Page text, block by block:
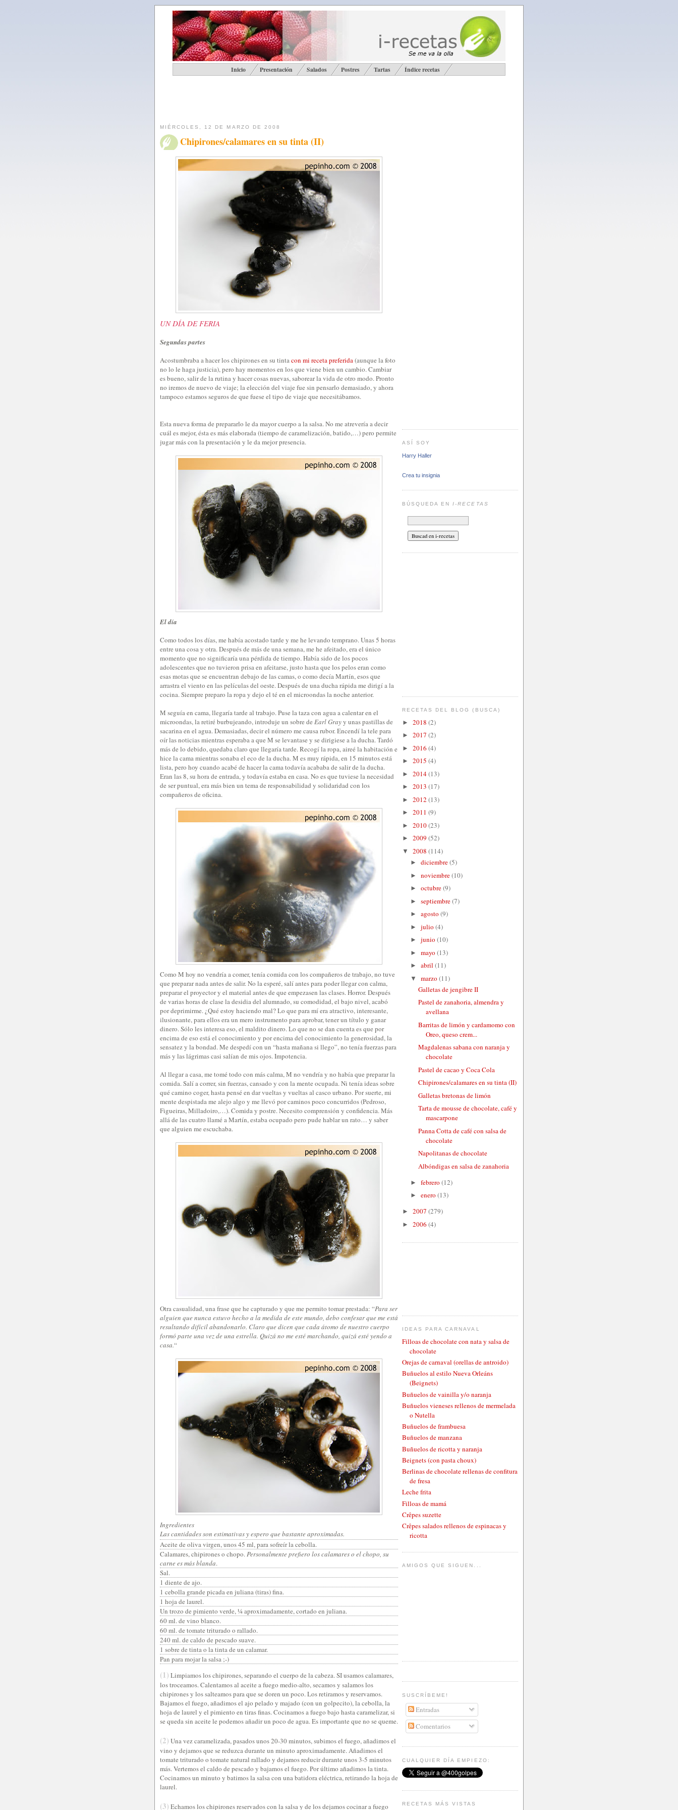
Inicio Presentación Salados Postres Tartas Índice recetas
MIÉRCOLES, 12 DE MARZO DE 2008
Chipirones/calamares en su tinta (II)
UN DÍA DE FERIA
Segundas partes
Acostumbraba a hacer los chipirones en su tintacon mi receta preferida(aunque la foto
no lo le haga justicia), pero hay momentos en los que viene bien un cambio. Cambiar
es bueno, salir de la rutina y hacer cosas nuevas, saborear la vida de otro modo. Pronto
no iremos de nuevo de viaje; la elección del viaje fue sin pensarlo demasiado, y ahora
tampoco estamos seguros de que fuese el tipo de viaje que necesitábamos.
Esta nueva forma de prepararlo le da mayor cuerpo a la salsa. No me atrevería a decir
cuál es mejor, ésta es más elaborada (tiempo de caramelización, batido,…) pero permite
jugar más con la presentación y le da mejor presencia.
El día
Como todos los días, me había acostado tarde y me he levando temprano. Unas 5 horas
entre una cosa y otra. Después de más de una semana, me he afeitado, era el único
momento que no significaría una pérdida de tiempo. Había sido de los pocos
adolescentes que no tuvieron prisa en afeitarse, justo hasta que los pelos eran como
esas motas que se encuentran debajo de las camas, o como decía Martín, esos que
arrastra el viento en las películas del oeste. Después de una ducha rápida me dirigí a la
cocina. Siempre preparo la ropa y dejo el té en el microondas la noche anterior.
M seguía en cama, llegaría tarde al trabajo. Puse la taza con agua a calentar en el
microondas, la retiré burbujeando, introduje un sobre de Earl Grayy unas pastillas de
sacarina en el agua. Demasiadas, decir el número me causa rubor. Encendí la tele para
oír las noticias mientras esperaba a que M se levantase y se dirigiese a la ducha. Tardó
más de lo debido, quedaba claro que llegaría tarde. Recogí la ropa, aireé la habitación e
hice la cama mientras sonaba el eco de la ducha. M es muy rápida, en 15 minutos está
lista, pero hoy cuando acabé de hacer la cama todavía acababa de salir de la ducha.
Eran las 8, su hora de entrada, y todavía estaba en casa. No es que tuviese la necesidad
de ser puntual, era más bien un tema de responsabilidad y solidaridad con los
compañeros de oficina.
Como M hoy no vendría a comer, tenía comida con los compañeros de trabajo, no tuve
que preparar nada antes de salir. No la esperé, salí antes para poder llegar con calma,
preparar el proyector y el material antes de que empezasen las clases. Horror. Después
de varias horas de clase la desidia del alumnado, su comodidad, el bajo nivel, acabó
por deprimirme. ¿Qué estoy haciendo mal? Lo que para mí era atractivo, interesante,
ilusionante, para ellos era un mero instrumento para aprobar, tener un título y ganar
dinero. Sólo les interesa eso, el maldito dinero. Lo que no se dan cuenta es que por
encima de eso está el conocimiento y por encima del conocimiento la generosidad, la
sensatez y la bondad. Me despedí con un “hasta mañana si llego”, no tenía fuerzas para
más y las lágrimas casi salían de mis ojos. Impotencia.
Al llegar a casa, me tomé todo con más calma, M no vendría y no había que preparar la
comida. Salí a correr, sin fuerzas, cansado y con la mente ocupada. Ni tenía ideas sobre
qué camino coger, hasta pensé en dar vueltas y vueltas al casco urbano. Por suerte, mi
mente despistada me alejo algo y me llevó por caminos poco concurridos (Pedroso,
Figueiras, Milladoiro,…). Comida y postre. Necesito comprensión y confidencia. Más
allá de las cuatro llamé a Martín, estaba ocupado pero pude hablar un rato… y saber
que alguien me escuchaba.
Otra casualidad, una frase que he capturado y que me permito tomar prestada: “Para ser
alguien que nunca estuvo hecho a la medida de este mundo, debo confesar que me está
resultando difícil abandonarlo. Claro que dicen que cada átomo de nuestro cuerpo
formó parte una vez de una estrella. Quizá no me esté marchando, quizá esté yendo a
casa.“
Ingredientes
Las cantidades son estimativas y espero que bastante aproximadas.
Aceite de oliva virgen, unos 45 ml, para sofreír la cebolla.
Calamares, chipirones o chopo.Personalmente prefiero los calamares o el chopo, su
carne es más blanda.
Sal.
1 diente de ajo.
1 cebolla grande picada en juliana (tiras) fina.
1 hoja de laurel.
Un trozo de pimiento verde, ¼ aproximadamente, cortado en juliana.
60 ml. de vino blanco.
60 ml. de tomate triturado o rallado.
240 ml. de caldo de pescado suave.
1 sobre de tinta o la tinta de un calamar.
Pan para mojar la salsa ;-)
(1) Limpiamos los chipirones, separando el cuerpo de la cabeza. SI usamos calamares,
los troceamos. Calentamos al aceite a fuego medio-alto, secamos y salamos los
chipirones y los salteamos para que se doren un poco. Los retiramos y reservamos.
Bajamos el fuego, añadimos el ajo pelado y majado (con un golpecito), la cebolla, la
hoja de laurel y el pimiento en tiras finas. Cocinamos a fuego bajo hasta caramelizar, si
se queda sin aceite le podemos añadir un poco de agua. Es importante que no se queme.
(2) Una vez caramelizada, pasados unos 20-30 minutos, subimos el fuego, añadimos el
vino y dejamos que se reduzca durante un minuto aproximadamente. Añadimos el
tomate triturado o tomate natural rallado y dejamos reducir durante unos 3-5 minutos
más. Vertemos el caldo de pescado y bajamos el fuego. Por último añadimos la tinta.
Cocinamos un minuto y batimos la salsa con una batidora eléctrica, retirando la hoja de
laurel.
(3) Echamos los chipirones reservados con la salsa y de los dejamos cocinar a fuego
ASÍ SOY
Harry Haller
Crea tu insignia
BÚSQUEDA ENI-RECETAS
RECETAS DEL BLOG (BUSCA)
► 2018 (2)
► 2017 (2)
► 2016 (4)
► 2015 (4)
► 2014(13)
► 2013 (17)
► 2012 (13)
► 2011 (9)
► 2010(23)
► 2009 (52)
▼ 2008 (114)
► diciembre(5)
► noviembre(10)
► octubre(9)
► septiembre(7)
► agosto (9)
► julio (4)
► junio (10)
► mayo (13)
► abril (11)
▼ marzo (11)
Galletas de jengibre II
Pastel de zanahoria, almendra y
avellana
Barritas de limón y cardamomo con
Oreo, queso crem...
Magdalenas sabana con naranja y
chocolate
Pastel de cacao y Coca Cola
Chipirones/calamares en su tinta (II)
Galletas bretonas de limón
Tarta de mousse de chocolate, café y
mascarpone
Panna Cotta de café con salsa de
chocolate
Napolitanas de chocolate
Albóndigas en salsa de zanahoria
► febrero (12)
► enero (13)
► 2007 (279)
► 2006 (4)
IDEAS PARA CARNAVAL
Filloas de chocolate con nata y salsa de
chocolate
Orejas de carnaval (orellas de antroido)
Buñuelos al estilo Nueva Orleáns
(Beignets)
Buñuelos de vainilla y/o naranja
Buñuelos vieneses rellenos de mermelada
o Nutella
Buñuelos de frambuesa
Buñuelos de manzana
Buñuelos de ricotta y naranja
Beignets (con pasta choux)
Berlinas de chocolate rellenas de confitura
de fresa
Leche frita
Filloas de mamá
Crêpes suzette
Crêpes salados rellenos de espinacas y
ricotta
AMIGOS QUE SIGUEN...
SUSCRÍBEME!
Entradas
Comentarios
CUALQUIER DÍA EMPIEZO:
RECETAS MÁS VISTAS